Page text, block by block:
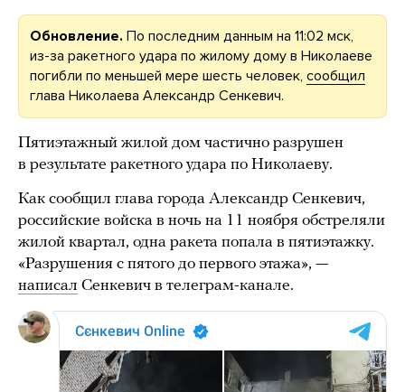
Обновление. По последним данным на 11:02 мск,
из-за ракетного удара по жилому дому в Николаеве
погибли по меньшей мере шесть человек, сообщил
глава Николаева Александр Сенкевич.
Пятиэтажный жилой дом частично разрушен
в результате ракетного удара по Николаеву.
Как сообщил глава города Александр Сенкевич,
российские войска в ночь на 11 ноября обстреляли
жилой квартал, одна ракета попала в пятиэтажку.
«Разрушения с пятого до первого этажа», —
написал Сенкевич в телеграм-канале.